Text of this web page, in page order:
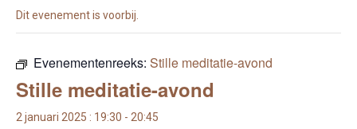
Dit evenement is voorbij.
Evenementenreeks: Stille meditatie-avond
Stille meditatie-avond
2 januari 2025 : 19:30 - 20:45